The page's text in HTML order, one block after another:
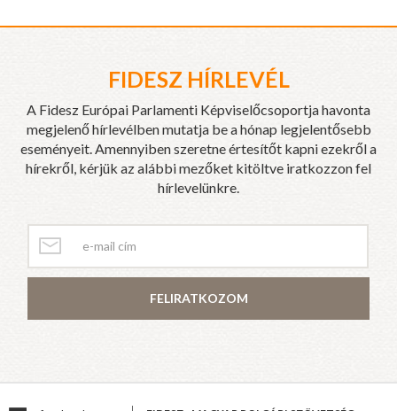
FIDESZ HÍRLEVÉL
A Fidesz Európai Parlamenti Képviselőcsoportja havonta
megjelenő hírlevélben mutatja be a hónap legjelentősebb
eseményeit. Amennyiben szeretne értesítőt kapni ezekről a
hírekről, kérjük az alábbi mezőket kitöltve iratkozzon fel
hírlevelünkre.
FELIRATKOZOM